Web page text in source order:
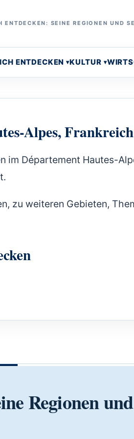
ENTDECKEN: SEINE REGIONEN UND
ENTDECKEN KULTUR
Alpes, Frankreich
im Département Hautes-
zu weiteren Gebieten,
Regionen